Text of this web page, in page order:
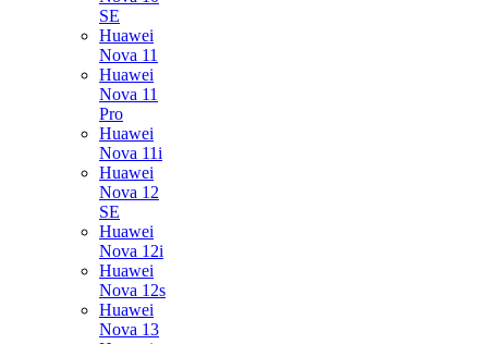
SE
Huawei
Nova 11
Huawei
Nova 11
Pro
Huawei
Nova 11i
Huawei
Nova 12
SE
Huawei
Nova 12i
Huawei
Nova 12s
Huawei
Nova 13